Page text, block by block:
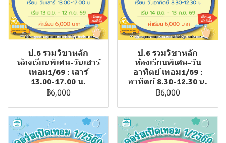
ป.6 รวมวิชาหลัก
ห้องเรียนพิเศษ-วันเสาร์
เทอม1/69 : เสาร์
13.00-17.00 น.
฿6,000
ป.6 รวมวิชาหลัก
ห้องเรียนพิเศษ-วัน
อาทิตย์ เทอม1/69 :
อาทิตย์ 8.30-12.30 น.
฿6,000